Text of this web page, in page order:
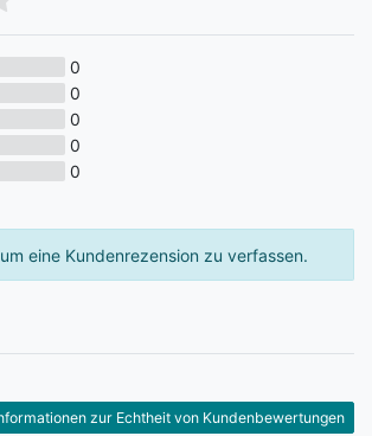
0
0
0
0
0
eine Kundenrezension zu verfassen.
zur Echtheit von Kundenbewertungen